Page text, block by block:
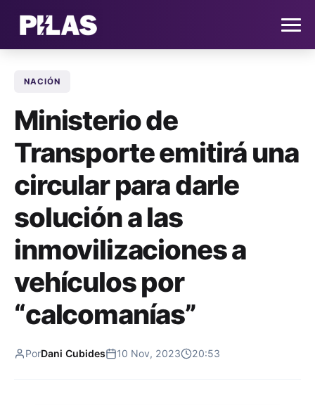
NOTICIAS
QUIÉNES SOMOS
CONTACTO
SUSCRÍBETE
NACIÓN
Ministerio de
Transporte emitirá una
circular para darle
solución a las
inmovilizaciones a
vehículos por
“calcomanías”
PorDani Cubides 10 Nov, 2023 20:53